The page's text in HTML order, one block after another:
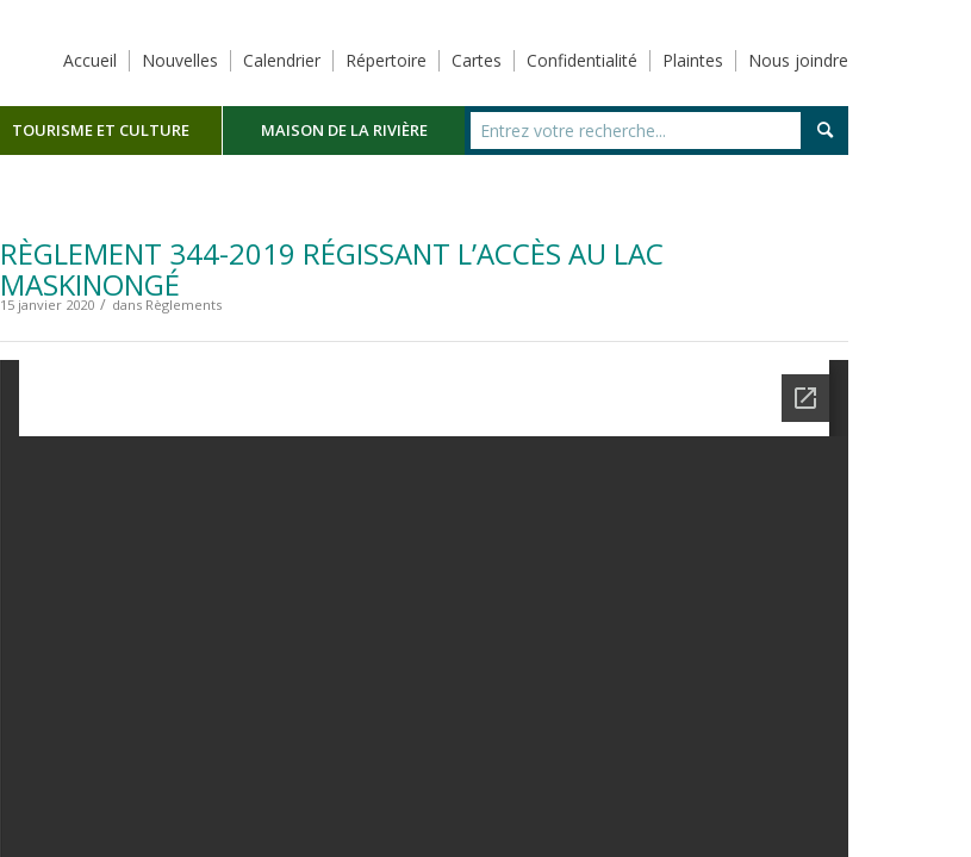
Accueil Nouvelles Calendrier Répertoire Cartes Confidentialité Plaintes Nous joindre
TOURISME ET CULTURE MAISON DE LA RIVIÈRE
RÈGLEMENT 344-2019 RÉGISSANT L’ACCÈS AU LAC
MASKINONGÉ
15 janvier 2020 / dans Règlements